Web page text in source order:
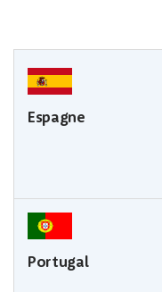
Espagne
Portugal